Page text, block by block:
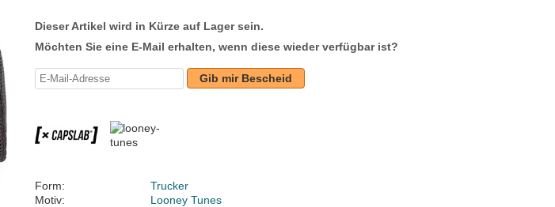
Dieser Artikel wird in Kürze auf Lager sein.
Möchten Sie eine E-Mail erhalten, wenn diese wieder verfügbar ist?
Gib mir Bescheid
Form:
Trucker
Motiv:
Looney Tunes